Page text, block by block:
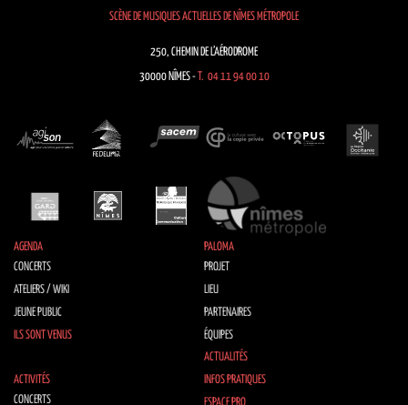
SCÈNE DE MUSIQUES ACTUELLES DE NÎMES MÉTROPOLE
250, CHEMIN DE L’AÉRODROME
30000 NÎMES - T. 04 11 94 00 10
AGENDA
CONCERTS
ATELIERS / WIKI
JEUNE PUBLIC
ILS SONT VENUS
PALOMA
PROJET
LIEU
PARTENAIRES
ÉQUIPES
ACTUALITÉS
ACTIVITÉS
CONCERTS
INFOS PRATIQUES